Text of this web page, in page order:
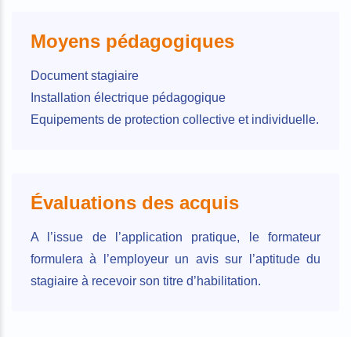
Moyens pédagogiques
Document stagiaire
Installation électrique pédagogique
Equipements de protection collective et individuelle.
Évaluations des acquis
A l’issue de l’application pratique, le formateur
formulera à l’employeur un avis sur l’aptitude du
stagiaire à recevoir son titre d’habilitation.